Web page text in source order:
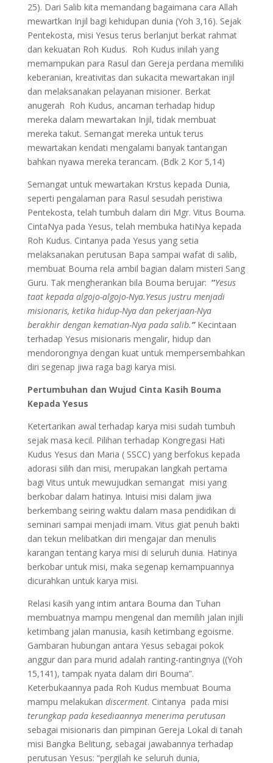
25). Dari Salib kita memandang bagaimana cara Allah
mewartkan Injil bagi kehidupan dunia (Yoh 3,16). Sejak
Pentekosta, misi Yesus terus berlanjut berkat rahmat
dan kekuatan Roh Kudus. Roh Kudus inilah yang
memampukan para Rasul dan Gereja perdana memiliki
keberanian, kreativitas dan sukacita mewartakan injil
dan melaksanakan pelayanan misioner. Berkat
anugerah Roh Kudus, ancaman terhadap hidup
mereka dalam mewartakan Injil, tidak membuat
mereka takut. Semangat mereka untuk terus
mewartakan kendati mengalami banyak tantangan
bahkan nyawa mereka terancam. (Bdk 2 Kor 5,14)
Semangat untuk mewartakan Krstus kepada Dunia,
seperti pengalaman para Rasul sesudah peristiwa
Pentekosta, telah tumbuh dalam diri Mgr. Vitus Bouma.
CintaNya pada Yesus, telah membuka hatiNya kepada
Roh Kudus. Cintanya pada Yesus yang setia
melaksanakan perutusan Bapa sampai wafat di salib,
membuat Bouma rela ambil bagian dalam misteri Sang
Guru. Tak mengherankan bila Bouma berujar: “Yesus
taat kepada algojo-algojo-Nya.Yesus justru menjadi
misionaris, ketika hidup-Nya dan pekerjaan-Nya
berakhir dengan kematian-Nya pada salib.”Kecintaan
terhadap Yesus misionaris mengalir, hidup dan
mendorongnya dengan kuat untuk mempersembahkan
diri segenap jiwa raga bagi karya misi.
Pertumbuhan dan Wujud Cinta Kasih Bouma
Kepada Yesus
Ketertarikan awal terhadap karya misi sudah tumbuh
sejak masa kecil. Pilihan terhadap Kongregasi Hati
Kudus Yesus dan Maria ( SSCC) yang berfokus kepada
adorasi silih dan misi, merupakan langkah pertama
bagi Vitus untuk mewujudkan semangat misi yang
berkobar dalam hatinya. Intuisi misi dalam jiwa
berkembang seiring waktu dalam masa pendidikan di
seminari sampai menjadi imam. Vitus giat penuh bakti
dan tekun melibatkan diri mengajar dan menulis
karangan tentang karya misi di seluruh dunia. Hatinya
berkobar untuk misi, maka segenap kemampuannya
dicurahkan untuk karya misi.
Relasi kasih yang intim antara Bouma dan Tuhan
membuatnya mampu mengenal dan memilih jalan injili
ketimbang jalan manusia, kasih ketimbang egoisme.
Gambaran hubungan antara Yesus sebagai pokok
anggur dan para murid adalah ranting-rantingnya ((Yoh
15,141), tampak nyata dalam diri Bouma”.
Keterbukaannya pada Roh Kudus membuat Bouma
mampu melakukan discerment. Cintanya pada misi
terungkap pada kesediaannya menerima perutusan
sebagai misionaris dan pimpinan Gereja Lokal di tanah
misi Bangka Belitung, sebagai jawabannya terhadap
perutusan Yesus: “pergilah ke seluruh dunia,